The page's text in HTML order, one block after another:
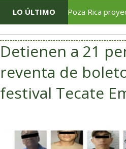
LO ÚLTIMO
Soriana Poza Rica proyecta
Detienen a 21
reventa de
festival Tecate